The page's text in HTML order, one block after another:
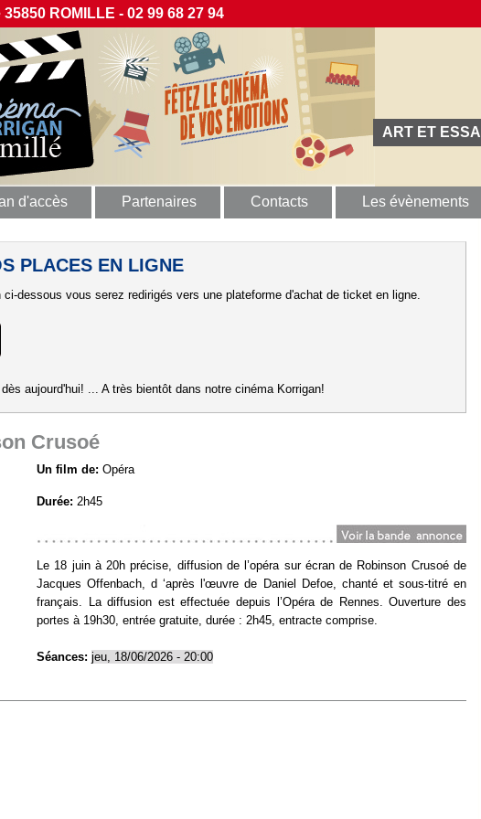
ROMILLE - 02 99 68 27 94
ART ET ESSAI
d'accès Partenaires Contacts Les évènements
PLACES EN LIGNE
ci-dessous vous serez redirigés vers une plateforme d'achat de ticket en ligne.
aujourd'hui! ... A très bientôt dans notre cinéma Korrigan!
Crusoé
Un film de: Opéra
Durée: 2h45
https://www.allocine.fr/film/fichefilm_gen_cfilm=1000046829.html
Le 18 juin à 20h précise, diffusion de l’opéra sur écran de Robinson Crusoé de
Jacques Offenbach, d ‘après l'œuvre de Daniel Defoe, chanté et sous-titré en
français. La diffusion est effectuée depuis l’Opéra de Rennes. Ouverture des
portes à 19h30, entrée gratuite, durée : 2h45, entracte comprise.
Séances: jeu, 18/06/2026 - 20:00